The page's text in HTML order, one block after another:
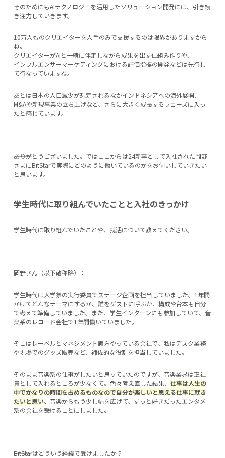
そのためにもAIテクノロジーを活用したソリューション開発には、引き続
き注力していきます。
10万人ものクリエイターを人手のみで支援するのは限界がありますから
ね。
クリエイターがAIと一緒に伴走しながら成果を出す仕組み作りや、
インフルエンサーマーケティングにおける評価指標の開発などは先行し
て行なっていますね。
あとは日本の人口減少が想定されるなかインドネシアへの海外展開、
M&Aや新規事業の立ち上げなど、さらに大きく成長するフェーズに入っ
たと感じています。
―――ありがとうございました。ではここからは24新卒として入社された岡野
さまにBitStarで実際にどのように働いているのかをお伺いしていきたい
と思います。
学生時代に取り組んでいたことと入社のきっかけ
―――学生時代に取り組んでいたことや、就活について教えてください。
岡野さん（以下敬称略）：
学生時代は大学祭の実行委員でステージ企画を担当していました。1年間
かけてどんなテーマにするか、誰をゲストに呼ぶか、構成や台本も自分
で考えて準備していました。また、学生インターンにも参加していて、音
楽系のレコード会社で1年間働いていました。
そこはレーベルとマネジメント両方やっている会社で、私はデスク業務
や現場でのグッズ販売など、補佐的な役割を担当していました。
そのまま音楽系の仕事がしたいと思っていたのですが、音楽業界は正社
員として入れるところが少なくて。色々考え直した結果、 仕事は人生の
中でかなりの時間を占めるものなので自分が楽しいと思える仕事に就き
たいと思い、 音楽からもう少し幅を広げて、ずっと好きだったエンタメ
系の会社を受けることにしました。
―――BitStarはどういう経緯で受けましたか？